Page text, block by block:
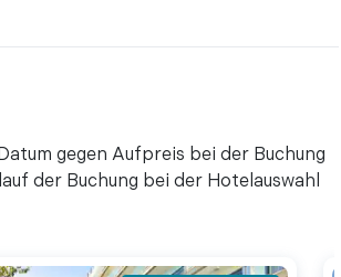
über den Altar in Form einer
von Gaudi.auch die Größe der
gegen Aufpreis bei der Buchung
der Buchung bei der Hotelauswahl